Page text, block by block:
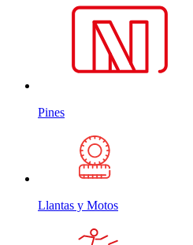
Pines
Llantas y Motos